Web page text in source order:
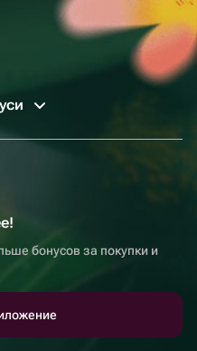
бонусов за покупки и